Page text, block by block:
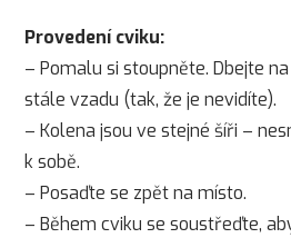
Provedení cviku:
– Pomalu si stoupněte. Dbejte
stále vzadu (tak, že je nevidíte).
– Kolena jsou ve stejné šíři –
k sobě.
– Posaďte se zpět na místo.
– Během cviku se soustřeďte,